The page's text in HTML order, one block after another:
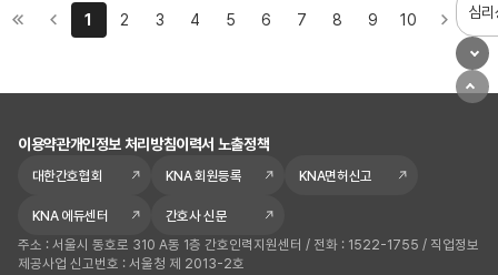
1 2 3 4 5 6 7 8 9 10
이용약관개인정보 처리방침이력서 노출정책
대한간호협회 KNA 회원등록 KNA면허신고
KNA 에듀센터
간호사 신문
주소 : 서울시 동호로 310 A동 1층 간호인력지원센터 / 전화 : 1522-1755 / 직업정보
제공사업 신고번호 : 서울청 제 2013-2호
심